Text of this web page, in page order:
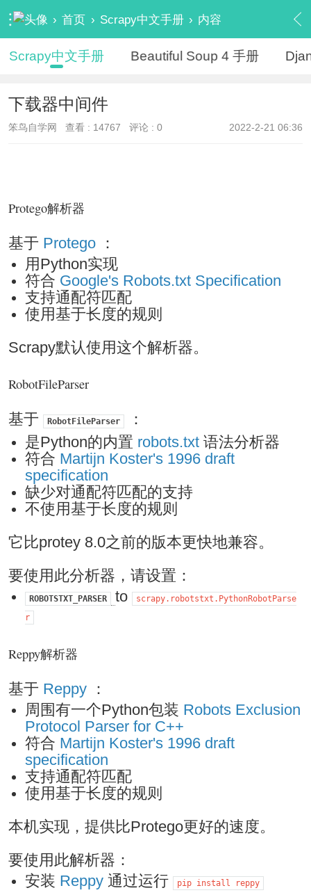
› 首页 › Scrapy中文手册 › 内容
Scrapy中文手册 Beautiful Soup 4 手册
下载器中间件
2022-2-21 06:36
笨鸟自学网 查看 : 14767 评论 : 0
Protego解析器
基于 Protego：
用Python实现
符合 Google's Robots.txt Specification
支持通配符匹配
使用基于长度的规则
Scrapy默认使用这个解析器。
RobotFileParser
基于 RobotFileParser
：
是Python的内置 robots.txt语法分析器
符合 Martijn Koster's 1996 draft
specification
缺少对通配符匹配的支持
不使用基于长度的规则
它比protey 8.0之前的版本更快地兼容。
要使用此分析器，请设置：
ROBOTSTXT_PARSER to
scrapy.robotstxt.PythonRobotParse
r
Reppy解析器
基于 Reppy：
周围有一个Python包装 Robots Exclusion
Protocol Parser for C++
符合 Martijn Koster's 1996 draft
specification
支持通配符匹配
使用基于长度的规则
本机实现，提供比Protego更好的速度。
要使用此解析器：
安装 Reppy通过运行 pip install reppy